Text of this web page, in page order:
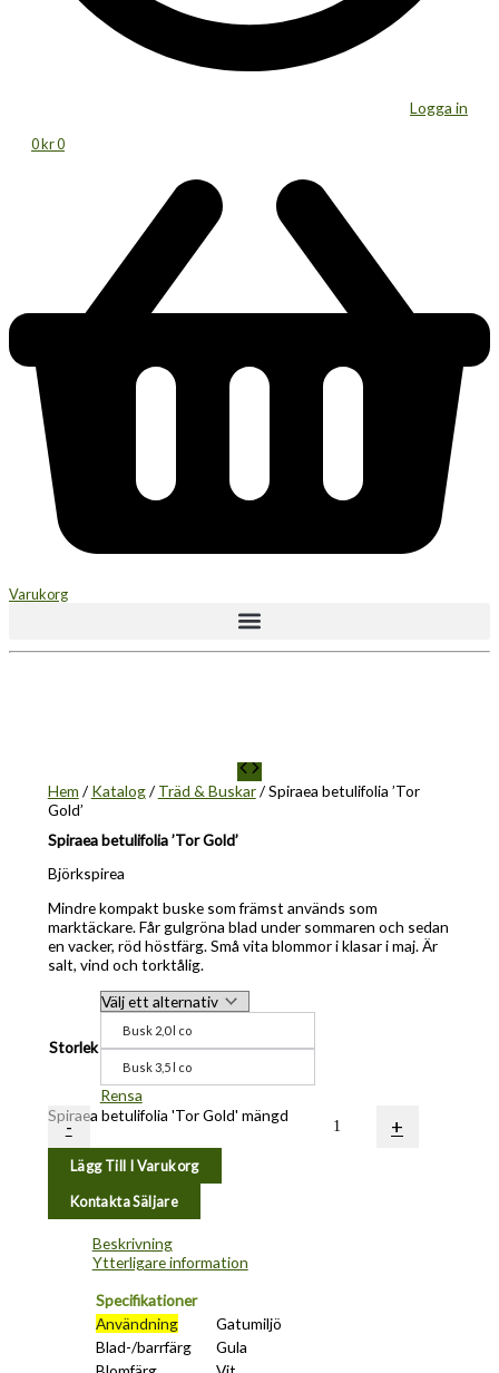
Logga in
0kr0
Varukorg
Hem / Katalog/ Träd & Buskar/ Spiraea betulifolia ’Tor
Gold’
Spiraea betulifolia ’Tor Gold’
Björkspirea
Mindre kompakt buske som främst används som
marktäckare. Får gulgröna blad under sommaren och sedan
en vacker, röd höstfärg. Små vita blommor i klasar i maj. Är
salt, vind och torktålig.
Storlek
Busk 2,0 l co
Busk 3,5 l co
Rensa
-
Spiraea betulifolia 'Tor Gold' mängd +
Lägg Till I Varukorg
Kontakta Säljare
Beskrivning
Ytterligare information
Specifikationer
Användning
Gatumiljö
Blad-/barrfärg
Gula